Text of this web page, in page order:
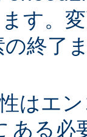
す。
の終了
はエ
ある必